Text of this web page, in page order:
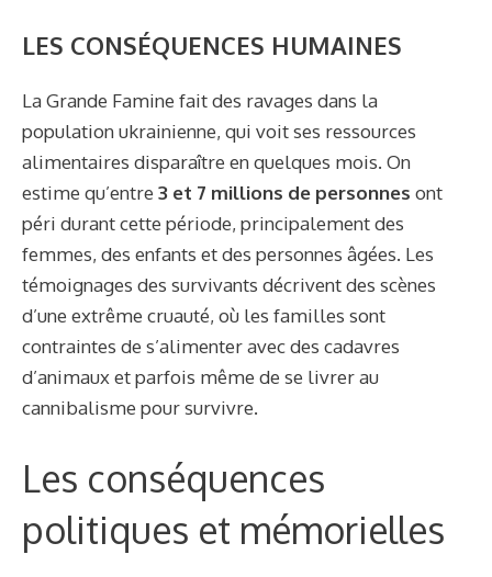
LES CONSÉQUENCES HUMAINES
La Grande Famine fait des ravages dans la
population ukrainienne, qui voit ses ressources
alimentaires disparaître en quelques mois. On
estime qu’entre 3 et 7 millions de personnes ont
péri durant cette période, principalement des
femmes, des enfants et des personnes âgées. Les
témoignages des survivants décrivent des scènes
d’une extrême cruauté, où les familles sont
contraintes de s’alimenter avec des cadavres
d’animaux et parfois même de se livrer au
cannibalisme pour survivre.
Les conséquences
politiques et mémorielles